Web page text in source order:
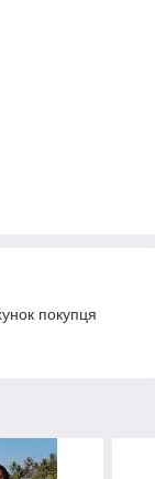
покупця